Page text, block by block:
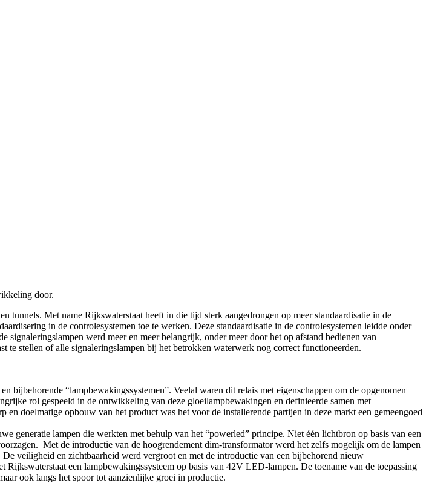
door.
Met name Rijkswaterstaat heeft in die tijd sterk aangedrongen op meer standaardisatie in de
in de controlesystemen toe te werken. Deze standaardisatie in de controlesystemen leidde onder
werd meer en meer belangrijk, onder meer door het op afstand bedienen van
stellen of alle signaleringslampen bij het betrokken waterwerk nog correct functioneerden.
“lampbewakingssystemen”. Veelal waren dit relais met eigenschappen om de opgenomen
rol gespeeld in de ontwikkeling van deze gloeilampbewakingen en definieerde samen met
doelmatige opbouw van het product was het voor de installerende partijen in deze markt een gemeengoed
generatie lampen die werkten met behulp van het “powerled” principe. Niet één lichtbron op basis van een
Met de introductie van de hoogrendement dim-transformator werd het zelfs mogelijk om de lampen
veiligheid en zichtbaarheid werd vergroot en met de introductie van een bijbehorend nieuw
een lampbewakingssysteem op basis van 42V LED-lampen. De toename van de toepassing
ook langs het spoor tot aanzienlijke groei in productie.